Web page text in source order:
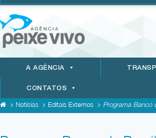
A AGÊNCIA
CONTATOS
Notícias Editais Externos Programa Banco